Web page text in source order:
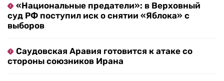
«Национальные предатели»: в Верховный
суд РФ поступил иск о снятии «Яблока» с
выборов
Саудовская Аравия готовится к атаке со
стороны союзников Ирана